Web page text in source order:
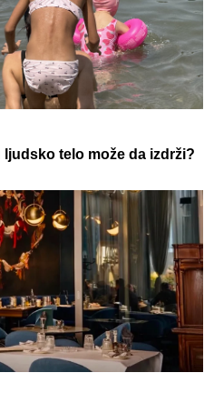
telo može da izdrži?